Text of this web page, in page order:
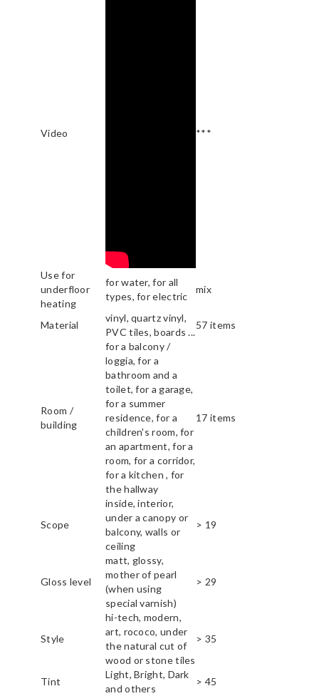
Video ***
Use for
underfloor
heating
for water, for all
types, for electric
mix
Material
vinyl, quartz vinyl,
PVC tiles, boards ...
57 items
Room /
building
for a balcony /
loggia, for a
bathroom and a
toilet, for a garage,
for a summer
residence, for a
children's room, for
an apartment, for a
room, for a corridor,
for a kitchen , for
the hallway
17 items
Scope
inside, interior,
under a canopy or
balcony, walls or
ceiling
> 19
Gloss level
matt, glossy,
mother of pearl
(when using
special varnish)
> 29
Style
hi-tech, modern,
art, rococo, under
the natural cut of
wood or stone tiles
> 35
Tint
Light, Bright, Dark
and others
> 45